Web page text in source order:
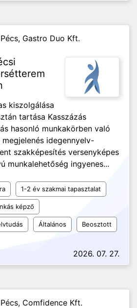
Pécs, Gastro Duo Kft.
kiszolgálása
tartása Kasszázás
hasonló munkakörben való
idegennyelv-
szakképesítés versenyképes
munkalehetőség ingyenes...
1-2 év szakmai tapasztalat
képző
Általános Beosztott
2026. 07. 27.
Pécs, Comfidence Kft.